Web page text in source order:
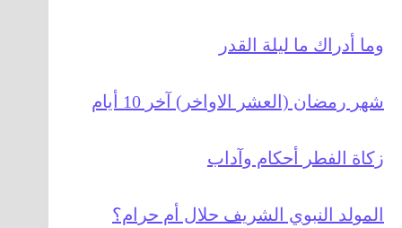
وما أدراك ما ليلة القدر
شهر رمضان (العشر الاواخر) آخر 10 أيام
زكاة الفطر أحكام وآداب
المولد النبوي الشريف حلال أم حرام؟